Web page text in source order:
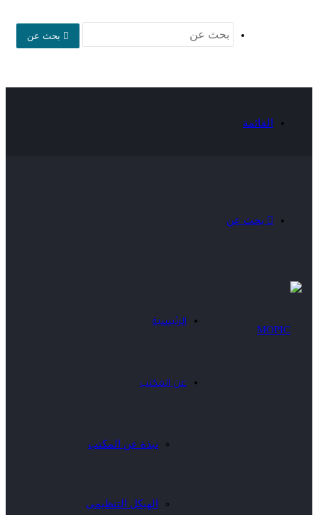
بحث عن
القائمة
بحث عن
الرئيسية
عن المكتب
نبذة عن المكتب
الهيكل التنظيمى